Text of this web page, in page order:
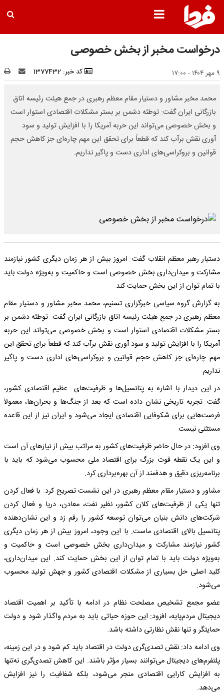
درخواست مخبر از بخش خصوصی
۹ مهر ۱۴۰۴ - ۱۷:۰۰ کد خبر: 1377432
محمد مخبر مشاور و دستیار مقام معظم رهبری در جمع هیئت رئیسه اتاق
بازرگانی ایران گفت: توطئه دشمن بر بستر مشکلات اقتصادی استوار است
و بخش خصوصی می‌تواند این حربه آمریکا را با افزایش تولید و سود
آوری نقش برآب کند که قطعاً برای تحقق این مهم چاره‌ای جز کاهش حجم
قوانین و بروکراسی‌های اداری دست و پاگیر نداریم.
دستیار رهبر معظم انقلاب گفت: امروز بیش از هر زمان دیگری کشور نیازمند
مشارکت و میدان‌داری بخش خصوصی است و حاکمیت و به‌ویژه دولت باید
با تمام توان از این بخش حمایت کند.
به گزارش گروه سیاسی خبرگزاری تسنیم، محمد مخبر مشاور و دستیار مقام
معظم رهبری در جمع هیئت رئیسه اتاق بازرگانی ایران گفت: توطئه دشمن بر
بستر مشکلات اقتصادی استوار است و بخش خصوصی می‌تواند این حربه
آمریکا را با افزایش تولید و سود آوری نقش برآب کند که قطعاً برای تحقق این
مهم چاره‌ای جز کاهش حجم قوانین و بروکراسی‌های اداری دست و پاگیر
نداریم.
در این دیدار با اشاره به پتانسیل‌ها و ظرفیت‌های عظیم اقتصادی کشور،
گفت: تجربه تاریخی نشان داده است که بعد از جنگ‌ها و بحران‌ها، معمولاً
فرصت‌هایی برای شکوفایی اقتصادی ایجاد می‌شود و ایران نیز از این قاعده
مستثنی نیست.
وی افزود: در حال حاضر ظرفیت‌های کشور به مراتب بیش از نیازهای آن است
و این یک نقطه قوت بزرگ برای اقتصاد ملی محسوب می‌شود که باید با
برنامه‌ریزی دقیق و هدفمند از آن بهره‌برداری کرد.
مشاور و دستیار مقام معظم رهبری در این نشست تصریح کرد: با فعال کردن
تنها یکی از ظرفیت‌های کلان کشور، نظیر نفت، معادن، دریا و فعال کردن
شرکت‌های دانش بنیان می‌توان توسعه کشور را رقم زد و این نشان‌دهنده
پتانسیل بالای اقتصادی ماست. با این وجود، امروز بیش از هر زمان دیگری
کشور نیازمند مشارکت و میدان‌داری بخش خصوصی است و حاکمیت و
به‌ویژه دولت باید با تمام توان از این بخش حمایت کند. این میدان‌داری،
کلید اصلی حل بسیاری از مشکلات اقتصادی کشور و جهش تولید محسوب
می‌شود.
عضو مجمع تشخیص مصلحت نظام در ادامه با تأکید بر اهمیت اقتصاد
دیجیتال مردم‌پایه، افزود: این حوزه حیاتی باید به مردم واگذار شود و دولت
حمایتگر و تنها نقش نظارتی داشته باشد.
وی ادامه داد: نقش تصدی‌گری دولت در اقتصاد باید کم شود و در این زمینه،
پلتفرم‌های دیجیتال می‌توانند بسیار مؤثر باشند. این کاهش تصدی‌گری نه‌تنها
به افزایش کارایی اقتصادی منجر می‌شود، بلکه شفافیت را نیز افزایش
می‌دهد.